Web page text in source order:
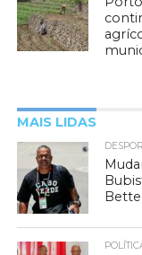
MAIS LIDAS